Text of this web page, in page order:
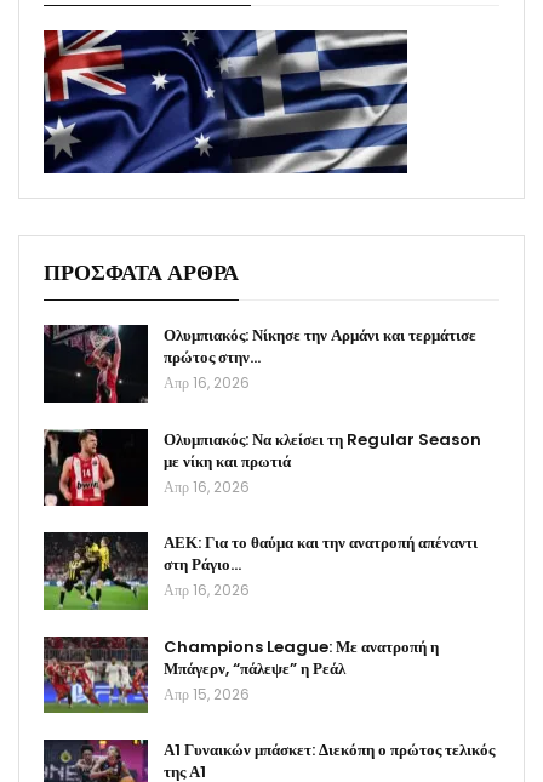
ΠΡΟΣΦΑΤΑ ΑΡΘΡΑ
Ολυμπιακός: Νίκησε την Αρμάνι και τερμάτισε
πρώτος στην…
Απρ 16, 2026
Ολυμπιακός: Να κλείσει τη Regular Season
με νίκη και πρωτιά
Απρ 16, 2026
ΑΕΚ: Για το θαύμα και την ανατροπή απέναντι
στη Ράγιο…
Απρ 16, 2026
Champions League: Με ανατροπή η
Μπάγερν, “πάλεψε” η Ρεάλ
Απρ 15, 2026
Α1 Γυναικών μπάσκετ: Διεκόπη ο πρώτος τελικός
της Α1